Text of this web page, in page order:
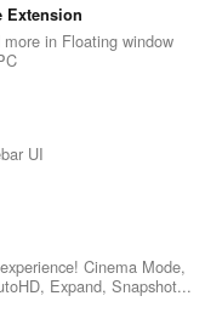
Extension
in Floating window
UI
Cinema Mode,
Expand, Snapshot...